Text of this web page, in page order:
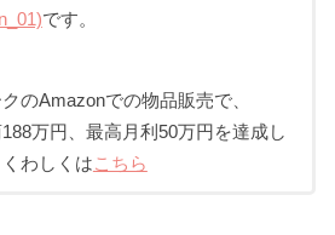
です。
のAmazonでの物品販売で、
万円、最高月利50万円を達成し
わしくはこちら